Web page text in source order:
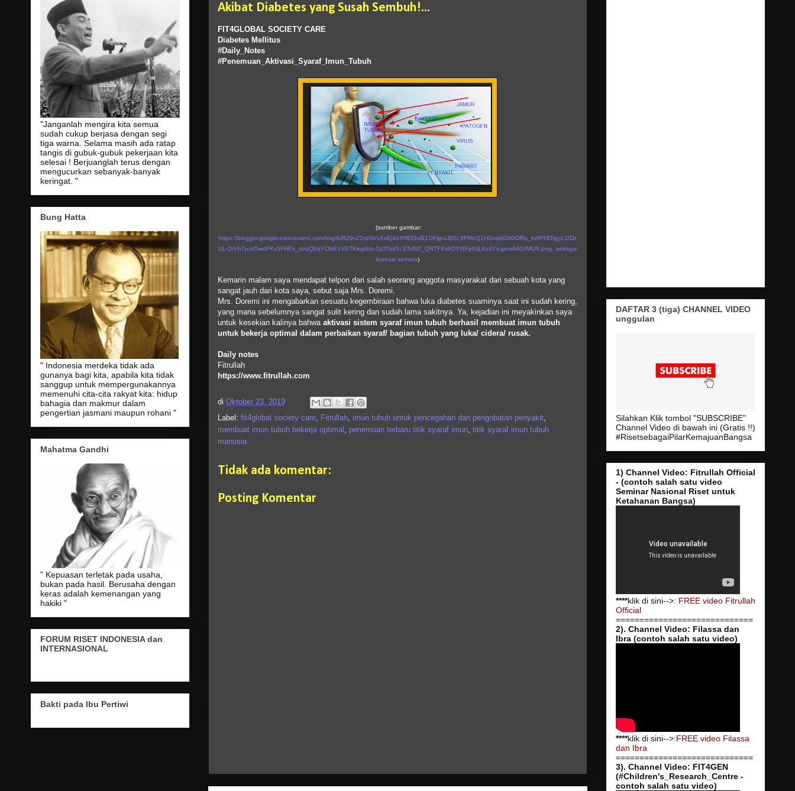
Akibat Diabetes yang Susah Sembuh!...
FIT4GLOBAL SOCIETY CARE
Diabetes Mellitus
#Daily_Notes
#Penemuan_Aktivasi_Syaraf_Imun_Tubuh
(sumber gambar:
https://blogger.googleusercontent.com/img/b/R29vZ2xl/AVvXsEj4bXffEf3wB1OFtjpuJ85L9FNVQ1HGvqbG60GRly_kv9fYENgyLl2Dz
U1-OrVh7jxztOwdFKx5FHPx_dzqQbqYObEYdSTKegkbh-2p20slt5cSTc8iX_QRTFXsltOYI8Fp6IjL6zAYicge/s640/IMUN.png, sebagai
ilustrasi semata)
Kemarin malam saya mendapat telpon dari salah seorang anggota masyarakat dari sebuah kota yang
sangat jauh dari kota saya, sebut saja Mrs. Doremi.
Mrs. Doremi ini mengabarkan sesuatu kegembiraan bahwa luka diabetes suaminya saat ini sudah kering,
yang mana sebelumnya sangat sulit kering dan sudah lama sakitnya. Ya, kejadian ini meyakinkan saya
untuk kesekian kalinya bahwa aktivasi sistem syaraf imun tubuh berhasil membuat imun tubuh
untuk bekerja optimal dalam perbaikan syaraf/ bagian tubuh yang luka/ cidera/ rusak.
Daily notes
Fitrullah
https://www.fitrullah.com
di Oktober 23, 2019
Label: fit4global society care, Fitrullah, imun tubuh untuk pencegahan dan pengobatan penyakit,
membuat imun tubuh bekerja optimal penemuan terbaru titik syaraf imun, titik syaraf imun tubuh
manusia
Tidak ada komentar:
Posting Komentar
"Janganlah mengira kita semua
sudah cukup berjasa dengan segi
tiga warna. Selama masih ada ratap
tangis di gubuk-gubuk pekerjaan kita
selesai ! Berjuanglah terus dengan
mengucurkan sebanyak-banyak
keringat. "
Bung Hatta
" Indonesia merdeka tidak ada
gunanya bagi kita, apabila kita tidak
sanggup untuk mempergunakannya
memenuhi cita-cita rakyat kita: hidup
bahagia dan makmur dalam
pengertian jasmani maupun rohani "
Mahatma Gandhi
" Kepuasan terletak pada usaha,
bukan pada hasil. Berusaha dengan
keras adalah kemenangan yang
hakiki "
FORUM RISET INDONESIA dan
INTERNASIONAL
Bakti pada Ibu Pertiwi
DAFTAR 3 (tiga) CHANNEL VIDEO
unggulan
Silahkan Klik tombol "SUBSCRIBE"
Channel Video di bawah ini (Gratis !!)
#RisetsebagaiPilarKemajuanBangsa
1) Channel Video: Fitrullah Official
- (contoh salah satu video
Seminar Nasional Riset untuk
Ketahanan Bangsa)
****klik di sini-->: FREE video Fitrullah
Official
=============================
2). Channel Video: Filassa dan
Ibra (contoh salah satu video)
****klik di sini-->:FREE video Filassa
dan Ibra
=============================
3). Channel Video: FIT4GEN
(#Children's_Research_Centre -
contoh salah satu video)